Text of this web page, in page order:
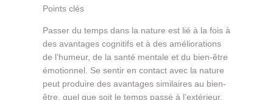
Points clés
Passer du temps dans la nature est lié à la fois à
des avantages cognitifs et à des améliorations
de l’humeur, de la santé mentale et du bien-être
émotionnel. Se sentir en contact avec la nature
peut produire des avantages similaires au bien-
être, quel que soit le temps passé à l’extérieur.